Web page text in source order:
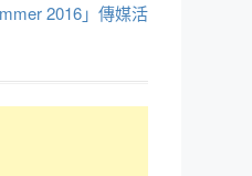
2016」傳媒活